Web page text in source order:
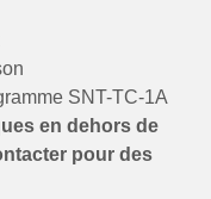
SNT-TC-1A
en dehors de
pour des